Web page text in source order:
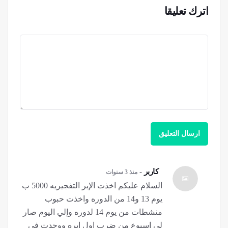
اترك تعليقا
کاربر -منذ 3 سنوات
السلام عليكم اخذت الإبر التفجيريه 5000 ب
يوم 13 و14 من الدوره واخذت حبوب
منشطات من يوم 14 لدوره وإلي اليوم صار
لي اسبوع من ضرب اول ابره ووجدت في